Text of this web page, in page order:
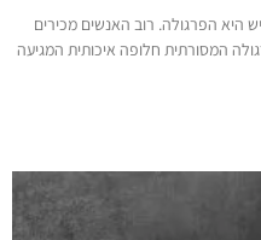
היא הפרגולה. רוב האנשים מכירים
המסורתית חלופה איכותית המגיעה